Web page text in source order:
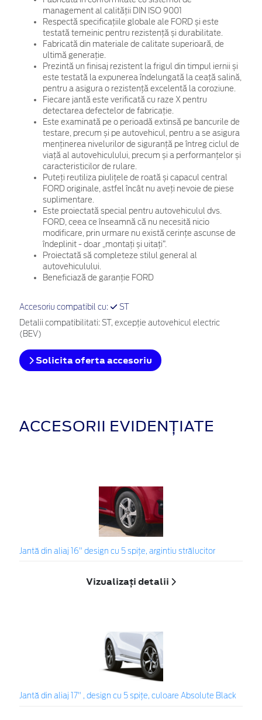
management al calității DIN ISO 9001
Respectă specificațiile globale ale FORD și este
testată temeinic pentru rezistență și durabilitate.
Fabricată din materiale de calitate superioară, de
ultimă generație.
Prezintă un finisaj rezistent la frigul din timpul iernii și
este testată la expunerea îndelungată la ceață salină,
pentru a asigura o rezistență excelentă la coroziune.
Fiecare jantă este verificată cu raze X pentru
detectarea defectelor de fabricație.
Este examinată pe o perioadă extinsă pe bancurile de
testare, precum și pe autovehicul, pentru a se asigura
menținerea nivelurilor de siguranță pe întreg ciclul de
viață al autovehiculului, precum și a performanțelor și
caracteristicilor de rulare.
Puteți reutiliza piulițele de roată și capacul central
FORD originale, astfel încât nu aveți nevoie de piese
suplimentare.
Este proiectată special pentru autovehiculul dvs.
FORD, ceea ce înseamnă că nu necesită nicio
modificare, prin urmare nu există cerințe ascunse de
îndeplinit - doar „montați și uitați”.
Proiectată să completeze stilul general al
autovehiculului.
Beneficiază de garanție FORD
Accesoriu compatibil cu: ST
Detalii compatibilitati: ST, excepție autovehicul electric
(BEV)
Solicita oferta accesoriu
ACCESORII EVIDENȚIATE
Jantă din aliaj 16" design cu 5 spițe, argintiu strălucitor
Vizualizați detalii
Jantă din aliaj 17" , design cu 5 spiţe, culoare Absolute Black